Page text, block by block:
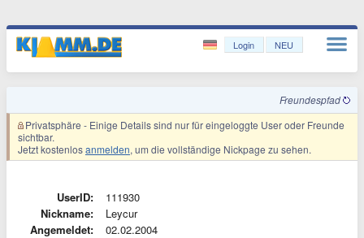
Login NEU
Freundespfad
Privatsphäre - Einige Details sind nur für eingeloggte User oder Freunde
sichtbar.
Jetzt kostenlosanmelden, um die vollständige Nickpage zu sehen.
UserID:
111930
Nickname:
Leycur
Angemeldet:
02.02.2004